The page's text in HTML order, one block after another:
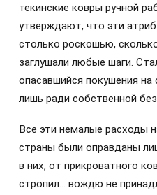
текинские ковры ручной
утверждают, что эти
столько роскошью,
заглушали любые шаги.
опасавшийся покушения на
лишь ради собственной
Все эти немалые расходы
страны были оправданы
в них, от прикроватного
стропил… вождю не